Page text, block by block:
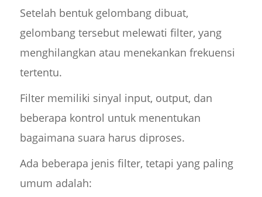
Setelah bentuk gelombang dibuat,
gelombang tersebut melewati filter, yang
menghilangkan atau menekankan frekuensi
tertentu.
Filter memiliki sinyal input, output, dan
beberapa kontrol untuk menentukan
bagaimana suara harus diproses.
Ada beberapa jenis filter, tetapi yang paling
umum adalah: